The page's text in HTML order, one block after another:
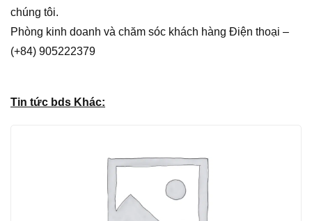
chúng tôi.
Phòng kinh doanh và chăm sóc khách hàng Điện thoại –
(+84) 905222379
Tin tức bds Khác: